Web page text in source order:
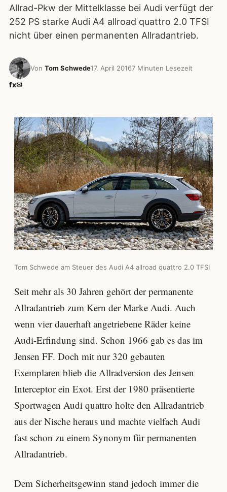
Allrad-Pkw der Mittelklasse bei Audi verfügt der
252 PS starke Audi A4 allroad quattro 2.0 TFSI
nicht über einen permanenten Allradantrieb.
Von Tom Schwede17. April 20167 Minuten Lesezeit
fx✉
Tom Schwede am Steuer des Audi A4 allroad quattro 2.0 TFSI
Seit mehr als 30 Jahren gehört der permanente
Allradantrieb zum Kern der Marke Audi. Auch
wenn vier dauerhaft angetriebene Räder keine
Audi-Erfindung sind. Schon 1966 gab es das im
Jensen FF. Doch mit nur 320 gebauten
Exemplaren blieb die Allradversion des Jensen
Interceptor ein Exot. Erst der 1980 präsentierte
Sportwagen Audi quattro holte den Allradantrieb
aus der Nische heraus und machte vielfach Audi
fast schon zu einem Synonym für permanenten
Allradantrieb.
Dem Sicherheitsgewinn stand jedoch immer die